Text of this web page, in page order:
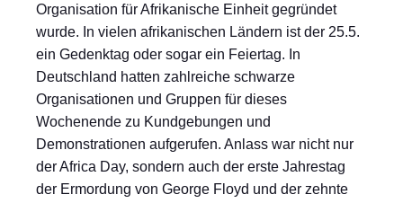
Organisation für Afrikanische Einheit gegründet
wurde. In vielen afrikanischen Ländern ist der 25.5.
ein Gedenktag oder sogar ein Feiertag. In
Deutschland hatten zahlreiche schwarze
Organisationen und Gruppen für dieses
Wochenende zu Kundgebungen und
Demonstrationen aufgerufen. Anlass war nicht nur
der Africa Day, sondern auch der erste Jahrestag
der Ermordung von George Floyd und der zehnte